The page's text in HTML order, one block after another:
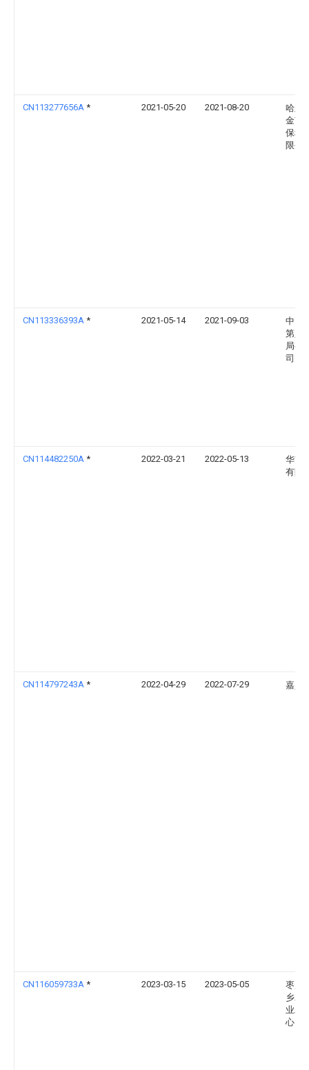
CN113277656A * 2021-05-20 2021-08-20
哈尔
金节
保科
限公
CN113336393A * 2021-05-14 2021-09-03
中国
第八
局有
司
CN114482250A * 2022-03-21 2022-05-13
华南
有限
CN114797243A * 2022-04-29 2022-07-29 嘉兴
CN116059733A * 2023-03-15 2023-05-05
枣庄
乡水
业发
心